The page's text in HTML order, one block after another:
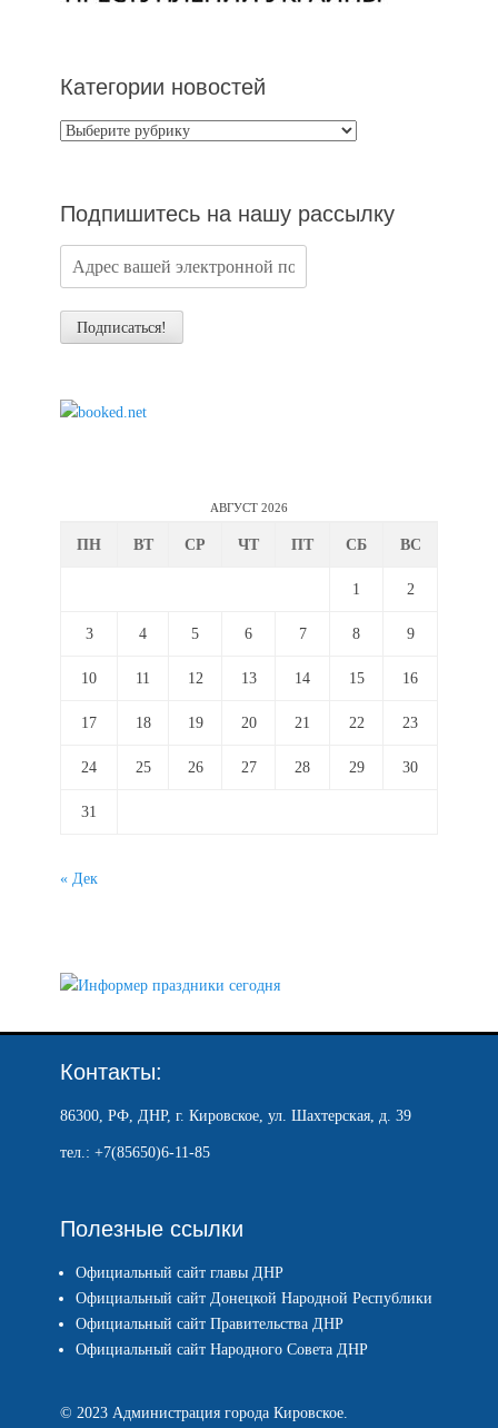
Категории новостей
Категории
Подпишитесь на нашу рассылку
АВГУСТ 2026
ПН ВТ СР ЧТ ПТ СБ ВС
1 2
3 4 5 6 7 8 9
10 11 12 13 14 15 16
17 18 19 20 21 22 23
24 25 26 27 28 29 30
31
« Дек
Контакты:
86300, РФ, ДНР, г. Кировское, ул. Шахтерская, д. 39
тел.: +7(85650)6-11-85
Полезные ссылки
Официальный сайт главы ДНР
Официальный сайт Донецкой Народной Республики
Официальный сайт Правительства ДНР
Официальный сайт Народного Совета ДНР
© 2023 Администрация города Кировское.